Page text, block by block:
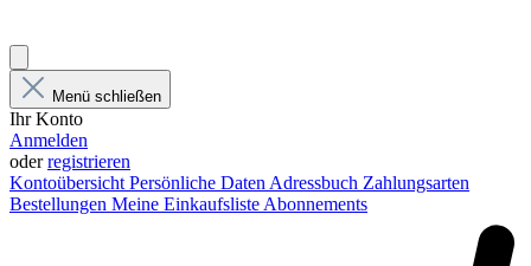
Menü schließen
Ihr Konto
Anmelden
oderregistrieren
Kontoübersicht Persönliche Daten Adressbuch Zahlungsarten
Bestellungen Meine Einkaufsliste Abonnements